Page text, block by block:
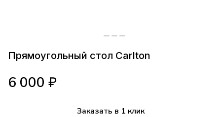
Прямоугольный стол Carlton
6 000 ₽
Заказать в 1 клик